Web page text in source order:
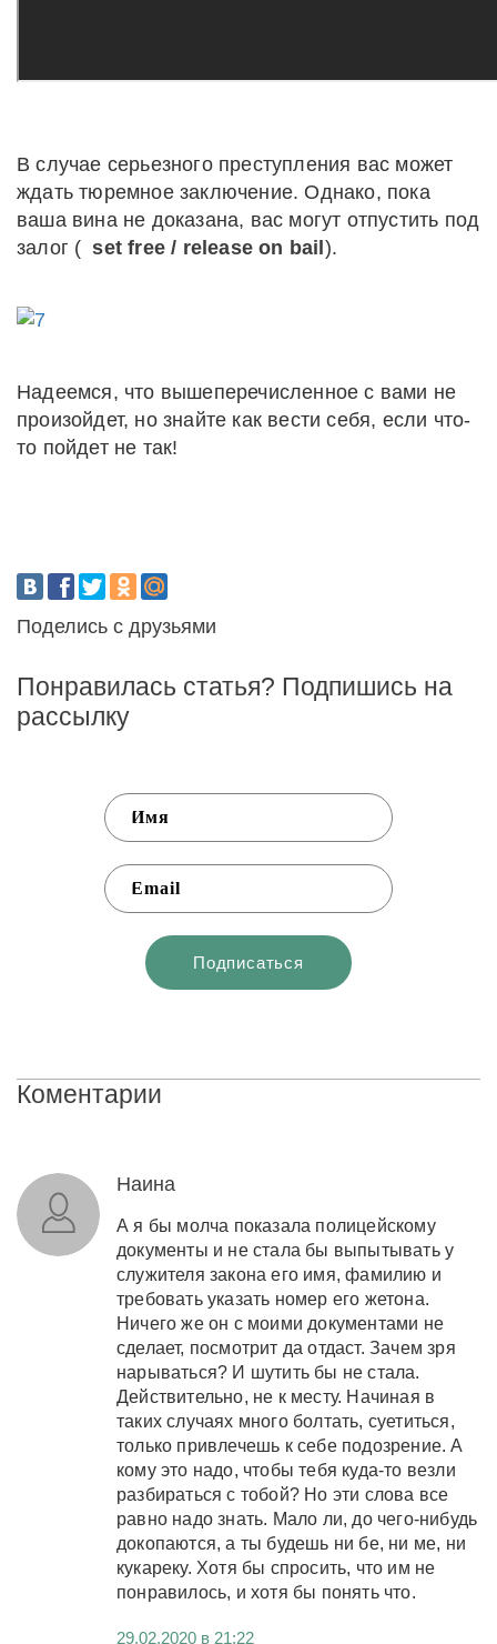
В случае серьезного преступления вас может
ждать тюремное заключение. Однако, пока
ваша вина не доказана, вас могут отпустить под
залог ( set free / release on bail ).
Надеемся, что вышеперечисленное с вами не
произойдет, но знайте как вести себя, если что-
то пойдет не так!
Поделись с друзьями
Понравилась статья? Подпишись на
рассылку
Коментарии
Наина
А я бы молча показала полицейскому
документы и не стала бы выпытывать у
служителя закона его имя, фамилию и
требовать указать номер его жетона.
Ничего же он с моими документами не
сделает, посмотрит да отдаст. Зачем зря
нарываться? И шутить бы не стала.
Действительно, не к месту. Начиная в
таких случаях много болтать, суетиться,
только привлечешь к себе подозрение. А
кому это надо, чтобы тебя куда-то везли
разбираться с тобой? Но эти слова все
равно надо знать. Мало ли, до чего-нибудь
докопаются, а ты будешь ни бе, ни ме, ни
кукареку. Хотя бы спросить, что им не
понравилось, и хотя бы понять что.
29.02.2020 в 21:22